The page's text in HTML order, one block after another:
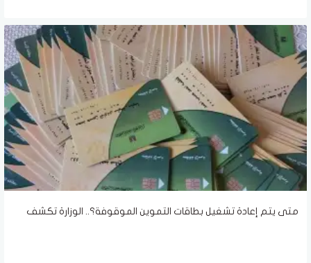
متى يتم إعادة تشغيل بطاقات التموين الموقوفة؟.. الوزارة تكشف